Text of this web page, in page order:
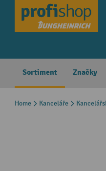
Skip to main navigation
Sortiment Značky
Home Kanceláře